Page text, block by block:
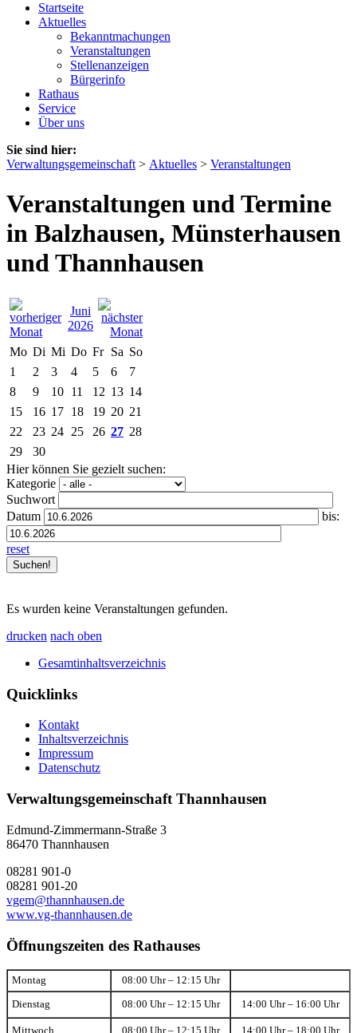
Startseite
Aktuelles
Bekanntmachungen
Veranstaltungen
Stellenanzeigen
Bürgerinfo
Rathaus
Service
Über uns
Sie sind hier:
Verwaltungsgemeinschaft > Aktuelles > Veranstaltungen
Veranstaltungen und Termine
in Balzhausen, Münsterhausen
und Thannhausen
Juni
2026
Mo Di Mi Do Fr Sa So
1
2 3 4 5 6
7
8
9 10 11 12 13 14
15
16 17 18 19 20 21
22
23 24 25 26 27 28
29
30
Hier können Sie gezielt suchen:
Kategorie
Suchwort
Datum
bis:
reset
Es wurden keine Veranstaltungen gefunden.
drucken nach oben
Gesamtinhaltsverzeichnis
Quicklinks
Kontakt
Inhaltsverzeichnis
Impressum
Datenschutz
Verwaltungsgemeinschaft Thannhausen
Edmund-Zimmermann-Straße 3
86470 Thannhausen
08281 901-0
08281 901-20
vgem@thannhausen.de
www.vg-thannhausen.de
Öffnungszeiten des Rathauses
Montag 08:00 Uhr – 12:15 Uhr
Dienstag 08:00 Uhr – 12:15 Uhr 14:00 Uhr – 16:00 Uhr